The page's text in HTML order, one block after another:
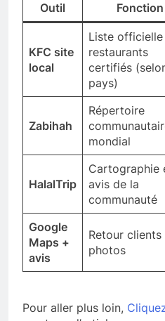
Outil Fonction
KFC site
local
Liste
restaurants
certifiés
pays)
Zabihah
Répertoire
mondial
HalalTrip
Cartographie
avis de la
communauté
Google
Maps +
avis
Retour clients
photos
Pour aller plus loin,